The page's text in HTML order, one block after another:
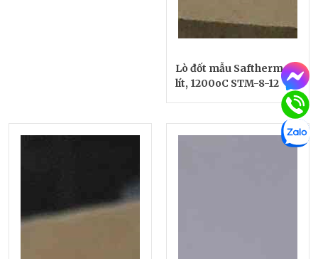
Lò đốt mẫu Saftherm 8
lít, 1200oC STM-8-12